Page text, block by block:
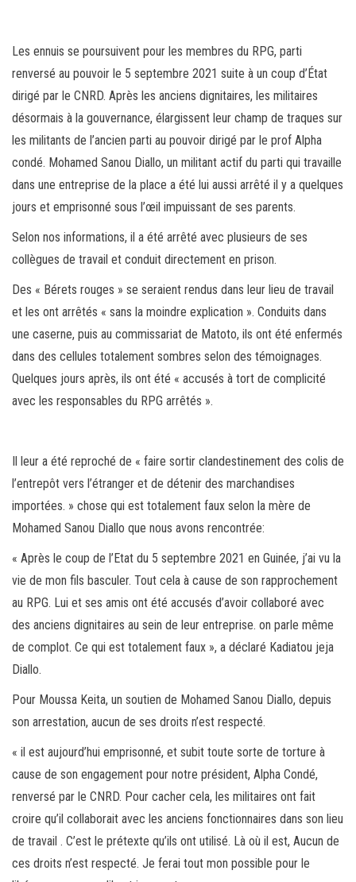
ok er
er
Les ennuis se poursuivent pour les membres du RPG, parti
renversé au pouvoir le 5 septembre 2021 suite à un coup d’État
dirigé par le CNRD. Après les anciens dignitaires, les militaires
désormais à la gouvernance, élargissent leur champ de traques sur
les militants de l’ancien parti au pouvoir dirigé par le prof Alpha
condé. Mohamed Sanou Diallo, un militant actif du parti qui travaille
dans une entreprise de la place a été lui aussi arrêté il y a quelques
jours et emprisonné sous l’œil impuissant de ses parents.
Selon nos informations, il a été arrêté avec plusieurs de ses
collègues de travail et conduit directement en prison.
Des « Bérets rouges » se seraient rendus dans leur lieu de travail
et les ont arrêtés « sans la moindre explication ». Conduits dans
une caserne, puis au commissariat de Matoto, ils ont été enfermés
dans des cellules totalement sombres selon des témoignages.
Quelques jours après, ils ont été « accusés à tort de complicité
avec les responsables du RPG arrêtés ».
Il leur a été reproché de « faire sortir clandestinement des colis de
l’entrepôt vers l’étranger et de détenir des marchandises
importées. » chose qui est totalement faux selon la mère de
Mohamed Sanou Diallo que nous avons rencontrée:
« Après le coup de l’Etat du 5 septembre 2021 en Guinée, j’ai vu la
vie de mon fils basculer. Tout cela à cause de son rapprochement
au RPG. Lui et ses amis ont été accusés d’avoir collaboré avec
des anciens dignitaires au sein de leur entreprise. on parle même
de complot. Ce qui est totalement faux », a déclaré Kadiatou jeja
Diallo.
Pour Moussa Keita, un soutien de Mohamed Sanou Diallo, depuis
son arrestation, aucun de ses droits n’est respecté.
« il est aujourd’hui emprisonné, et subit toute sorte de torture à
cause de son engagement pour notre président, Alpha Condé,
renversé par le CNRD. Pour cacher cela, les militaires ont fait
croire qu’il collaborait avec les anciens fonctionnaires dans son lieu
de travail . C’est le prétexte qu’ils ont utilisé. Là où il est, Aucun de
ces droits n’est respecté. Je ferai tout mon possible pour le